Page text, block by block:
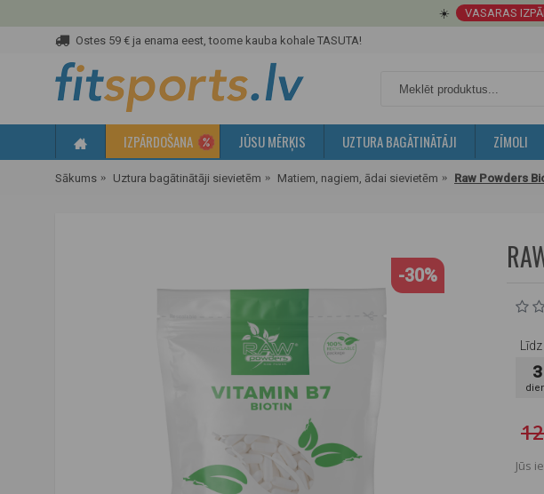
☀️ VASARAS
Ostes 59 € ja enama eest, toome kauba kohale TASUTA!
IZPĀRDOŠANA JŪSU MĒRĶIS UZTURA BAGĀTINĀTĀJI ZĪMOLI
Sākums Uztura bagātinātāji sievietēm Matiem, nagiem, ādai sievietēm Raw Powders
-30%
3
Jūs